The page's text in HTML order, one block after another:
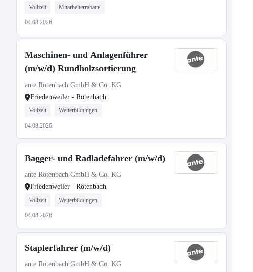
Vollzeit Mitarbeiterrabatte
04.08.2026
Maschinen- und Anlagenführer
(m/w/d) Rundholzsortierung
ante Rötenbach GmbH & Co. KG
Friedenweiler - Rötenbach
Vollzeit Weiterbildungen
04.08.2026
Bagger- und Radladefahrer (m/w/d)
ante Rötenbach GmbH & Co. KG
Friedenweiler - Rötenbach
Vollzeit Weiterbildungen
04.08.2026
Staplerfahrer (m/w/d)
ante Rötenbach GmbH & Co. KG